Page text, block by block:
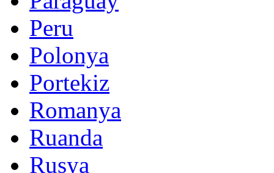
Peru
Polonya
Portekiz
Romanya
Ruanda
Rusya